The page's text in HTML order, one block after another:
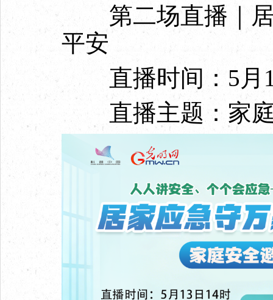
第二场直播｜居
平安
直播时间：5月
直播主题：家庭